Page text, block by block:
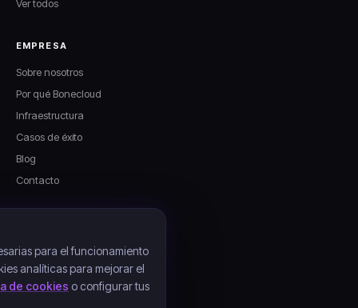
Ver todos
EMPRESA
Sobre nosotros
Por qué Bonecloud
Infraestructura
Casos de éxito
Blog
Contacto
Aviso legal
Política de privacidad
Política de cookies
para el funcionamiento
analíticas para mejorar el
de cookies o configurar tus